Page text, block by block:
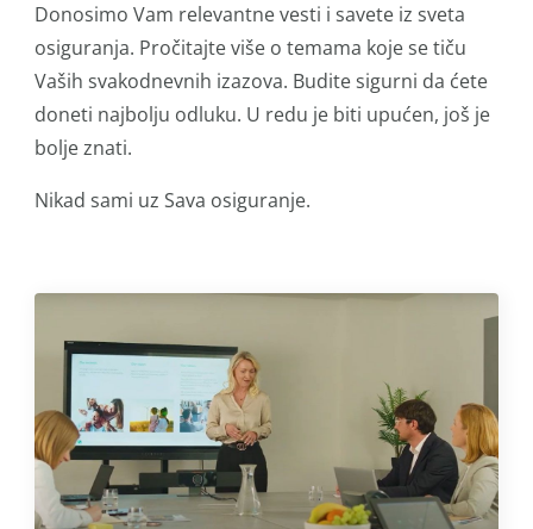
Donosimo Vam relevantne vesti i savete iz sveta
osiguranja. Pročitajte više o temama koje se tiču
Vaših svakodnevnih izazova. Budite sigurni da ćete
doneti najbolju odluku. U redu je biti upućen, još je
bolje znati.
Nikad sami uz Sava osiguranje.